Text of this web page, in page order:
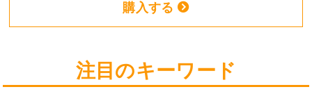
購入する
注目のキーワード